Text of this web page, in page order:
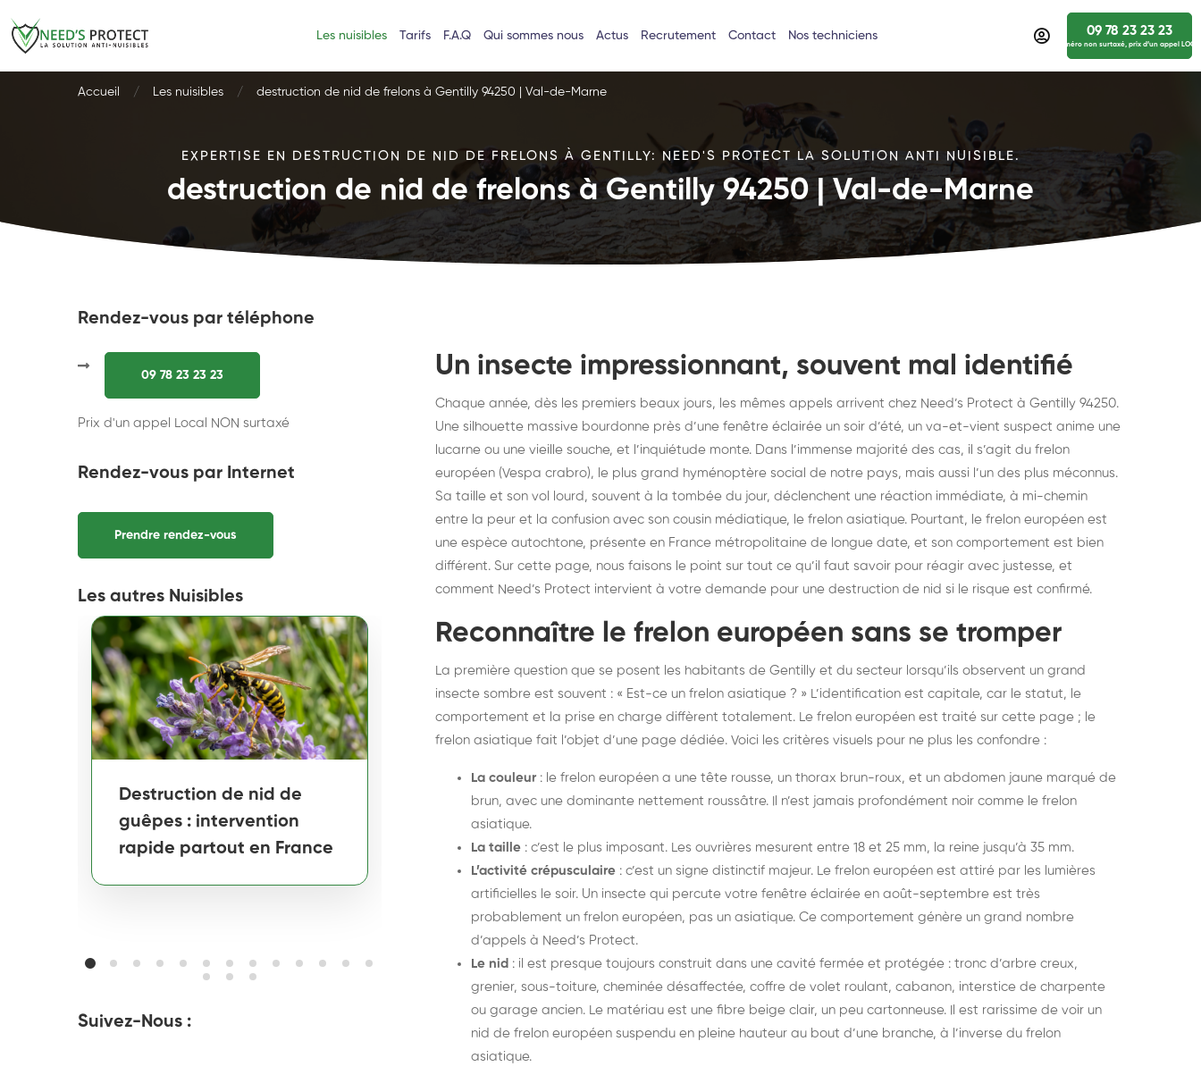
Les nuisibles Tarifs F.A.Q Qui sommes nous Actus Recrutement Contact Nos techniciens 09 78 23 23 23
numéro non surtaxé, prix d’un appel
Accueil Les nuisibles destruction de nid de frelons à Gentilly 94250 | Val-de-Marne
EXPERTISE EN DESTRUCTION DE NID DE FRELONS À GENTILLY: NEED'S PROTECT LA SOLUTION ANTI NUISIBLE.
destruction de nid de frelons à Gentilly 94250 | Val-de-Marne
Rendez-vous par téléphone
09 78 23 23 23
Prix d'un appel Local NON surtaxé
Rendez-vous par Internet
Prendre rendez-vous
Les autres Nuisibles
Destruction de nid de
guêpes : intervention
rapide partout en France
Destruction de nid de
frelons : intervention
rapide partout en France
Destruction de nid de
intervention partout en
France
Suivez-Nous :
Un insecte impressionnant, souvent mal identifié
Chaque année, dès les premiers beaux jours, les mêmes appels arrivent chez Need’s Protect à Gentilly 94250.
Une silhouette massive bourdonne près d’une fenêtre éclairée un soir d’été, un va-et-vient suspect anime une
lucarne ou une vieille souche, et l’inquiétude monte. Dans l’immense majorité des cas, il s’agit du frelon
européen (Vespa crabro), le plus grand hyménoptère social de notre pays, mais aussi l’un des plus méconnus.
Sa taille et son vol lourd, souvent à la tombée du jour, déclenchent une réaction immédiate, à mi-chemin
entre la peur et la confusion avec son cousin médiatique, le frelon asiatique. Pourtant, le frelon européen est
une espèce autochtone, présente en France métropolitaine de longue date, et son comportement est bien
différent. Sur cette page, nous faisons le point sur tout ce qu’il faut savoir pour réagir avec justesse, et
comment Need’s Protect intervient à votre demande pour une destruction de nid si le risque est confirmé.
Reconnaître le frelon européen sans se tromper
La première question que se posent les habitants de Gentilly et du secteur lorsqu’ils observent un grand
insecte sombre est souvent : « Est-ce un frelon asiatique ? » L’identification est capitale, car le statut, le
comportement et la prise en charge diffèrent totalement. Le frelon européen est traité sur cette page ; le
frelon asiatique fait l’objet d’une page dédiée. Voici les critères visuels pour ne plus les confondre :
La couleur : le frelon européen a une tête rousse, un thorax brun-roux, et un abdomen jaune marqué de
brun, avec une dominante nettement roussâtre. Il n’est jamais profondément noir comme le frelon
asiatique.
La taille : c’est le plus imposant. Les ouvrières mesurent entre 18 et 25 mm, la reine jusqu’à 35 mm.
L’activité crépusculaire : c’est un signe distinctif majeur. Le frelon européen est attiré par les lumières
artificielles le soir. Un insecte qui percute votre fenêtre éclairée en août-septembre est très
probablement un frelon européen, pas un asiatique. Ce comportement génère un grand nombre
d’appels à Need’s Protect.
Le nid : il est presque toujours construit dans une cavité fermée et protégée : tronc d’arbre creux,
grenier, sous-toiture, cheminée désaffectée, coffre de volet roulant, cabanon, interstice de charpente
ou garage ancien. Le matériau est une fibre beige clair, un peu cartonneuse. Il est rarissime de voir un
nid de frelon européen suspendu en pleine hauteur au bout d’une branche, à l’inverse du frelon
asiatique.